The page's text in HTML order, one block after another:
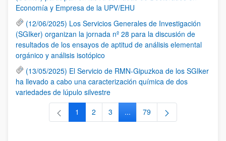
Economía y Empresa de la UPV/EHU
(12/06/2025) Los Servicios Generales de Investigación
(SGIker) organizan la jornada nº 28 para la discusión de
resultados de los ensayos de aptitud de análisis elemental
orgánico y análisis isotópico
(13/05/2025) El Servicio de RMN-Gipuzkoa de los SGIker
ha llevado a cabo una caracterización química de dos
variedades de lúpulo silvestre
Página
1 Página
2 Página
3 ...Páginas intermedias Use TAB
Página
79